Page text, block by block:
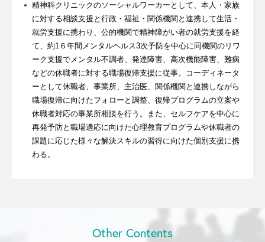
精神科クリニックのソーシャルワーカーとして、本人・家族
に対する相談支援と行政・福祉・関係機関と連携して生活・
就労支援に携わり、公的機関で精神障がい者の就労支援を経
て、約1６年間メンタルヘルス3次予防を中心に同機関のリワ
ーク支援でメンタル不調者、発達障害、高次機能障害、難病
などの休職者に対する職場復帰支援に従事。コーディネータ
ーとして休職者、事業所、主治医、関係機関と連携しながら
職場復帰に向けたフォローと調整、復帰プログラムの立案や
休職者対応の事業所相談を行う。また、セルフケアを中心に
再発予防と職場適応に向けた心理教育プログラムや休職者の
課題に応じた様々な解決スキルの習得に向けた個別支援に携
わる。
Other Contents